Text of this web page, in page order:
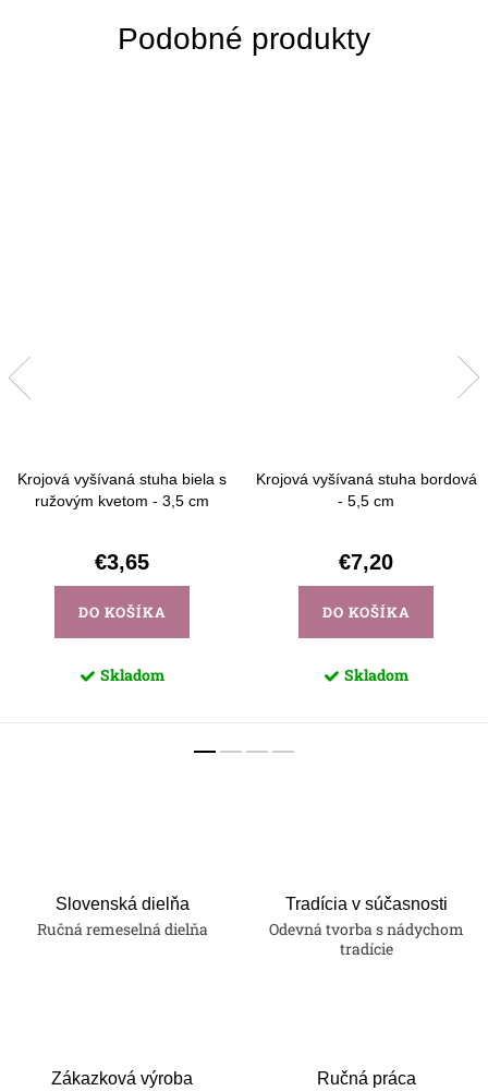
Krojová vyšívaná stuha biela s
ružovým kvetom - 3,5 cm
€3,65
DO KOŠÍKA
Skladom
Krojová vyšívaná stuha bordová
- 5,5 cm
€7,20
DO KOŠÍKA
Skladom
Slovenská dielňa
Ručná remeselná dielňa
Tradícia v súčasnosti
Odevná tvorba s nádychom
tradície
Zákazková výroba Ručná práca